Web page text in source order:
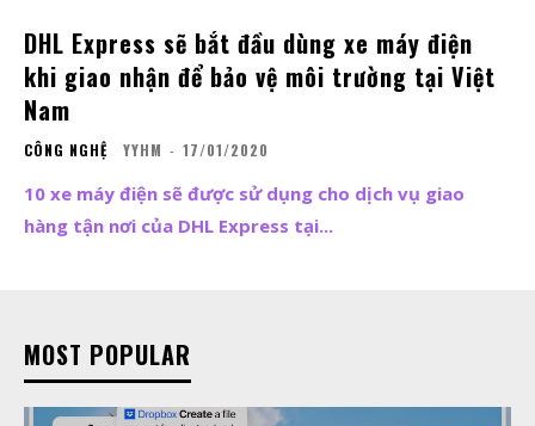
DHL Express sẽ bắt đầu dùng xe máy điện
khi giao nhận để bảo vệ môi trường tại Việt
Nam
CÔNG NGHỆ YYHM - 17/01/2020
10 xe máy điện sẽ được sử dụng cho dịch vụ giao
hàng tận nơi của DHL Express tại...
MOST POPULAR